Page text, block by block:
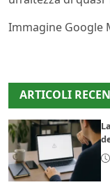
Immagine Google
ARTICOLI